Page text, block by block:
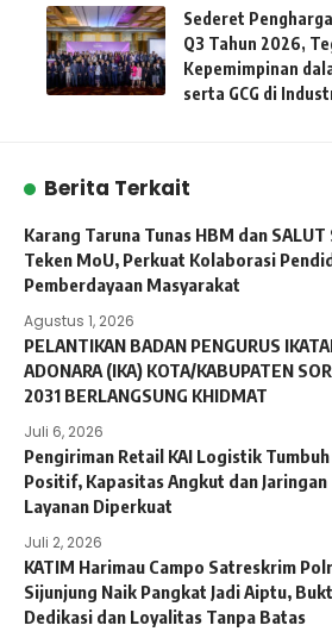
Sederet
Q3 Tahun 2026,
Kepemimpinan
serta GCG di
Berita Terkait
Karang Taruna Tunas HBM dan
Teken MoU, Perkuat Kolaborasi
Pemberdayaan Masyarakat
Agustus 1, 2026
PELANTIKAN BADAN PENGURUS
ADONARA (IKA) KOTA/KABUPATEN
2031 BERLANGSUNG KHIDMAT
Juli 6, 2026
Pengiriman Retail KAI Logistik Tumbuh
Positif, Kapasitas Angkut dan Jaringan
Layanan Diperkuat
Juli 2, 2026
KATIM Harimau Campo Satreskrim
Sijunjung Naik Pangkat Jadi Aiptu,
Dedikasi dan Loyalitas Tanpa Batas